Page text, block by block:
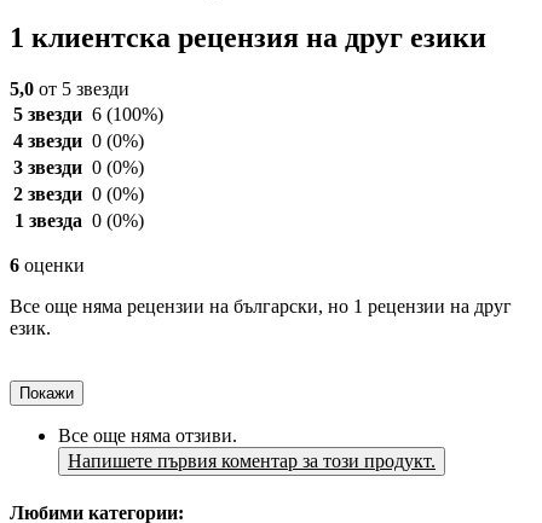
1 клиентска рецензия на друг езики
5,0 от 5 звезди
5 звезди 6 (100%)
4 звезди 0 (0%)
3 звезди 0 (0%)
2 звезди 0 (0%)
1 звезда 0 (0%)
6 оценки
Все още няма рецензии на български, но 1 рецензии на друг
език.
Покажи
Все още няма отзиви.
Напишете първия коментар за този продукт.
Любими категории: